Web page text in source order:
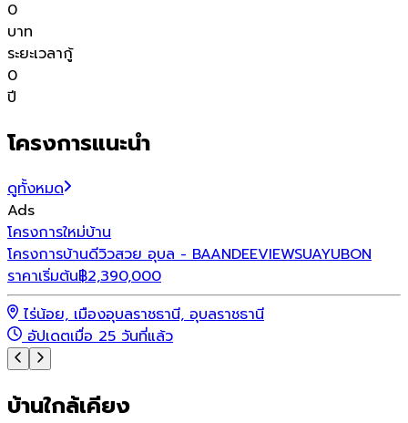
0
บาท
ระยะเวลากู้
0
ปี
โครงการแนะนำ
ดูทั้งหมด
Ads
โครงการใหม่บ้าน
โครงการบ้านดีวิวสวย อุบล - BAANDEEVIEWSUAYUBON
ราคาเริ่มต้น฿2,390,000
ไร่น้อย, เมืองอุบลราชธานี, อุบลราชธานี
อัปเดตเมื่อ 25 วันที่แล้ว
บ้านใกล้เคียง